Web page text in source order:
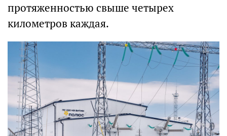
протяженностью свыше четырех
километров каждая.